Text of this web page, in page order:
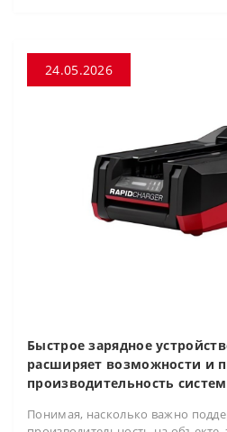
24.05.2026
Быстрое зарядное
расширяет возможности и
производительность
Понимая, насколько важно